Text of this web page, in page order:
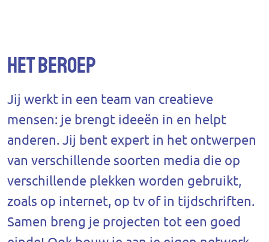
Het beroep
Jij werkt in een team van creatieve
mensen: je brengt ideeën in en helpt
anderen. Jij bent expert in het ontwerpen
van verschillende soorten media die op
verschillende plekken worden gebruikt,
zoals op internet, op tv of in tijdschriften.
Samen breng je projecten tot een goed